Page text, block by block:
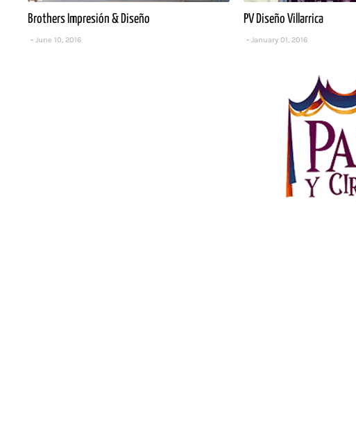
Brothers Impresión & Diseño
June 10, 2016
PV Diseño Villarrica
January 01, 2016